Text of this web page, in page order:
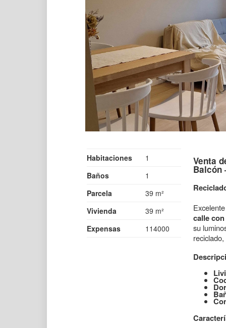
Habitaciones
1
Baños
1
Parcela
39 m²
Vivienda
39 m²
Expensas
114000
Venta
Balcón
calle
su